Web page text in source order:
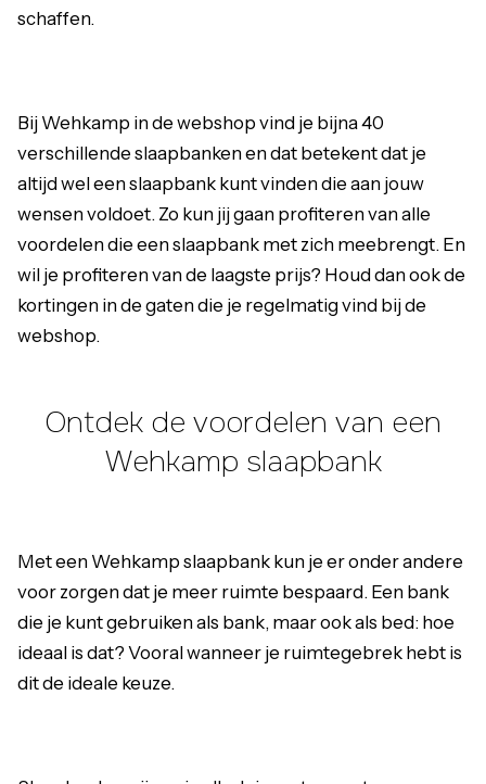
schaffen.
Bij Wehkamp in de webshop vind je bijna 40
verschillende slaapbanken en dat betekent dat je
altijd wel een slaapbank kunt vinden die aan jouw
wensen voldoet. Zo kun jij gaan profiteren van alle
voordelen die een slaapbank met zich meebrengt. En
wil je profiteren van de laagste prijs? Houd dan ook de
kortingen in de gaten die je regelmatig vind bij de
webshop.
Ontdek de voordelen van een
Wehkamp slaapbank
Met een Wehkamp slaapbank kun je er onder andere
voor zorgen dat je meer ruimte bespaard. Een bank
die je kunt gebruiken als bank, maar ook als bed: hoe
ideaal is dat? Vooral wanneer je ruimtegebrek hebt is
dit de ideale keuze.